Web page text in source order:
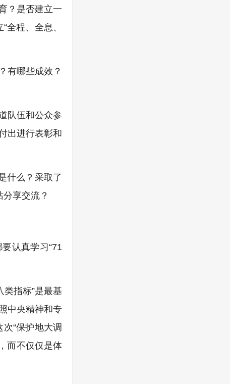
？是否建立一
程、全息、
有哪些成效？
队伍和公众参
出进行表彰和
什么？采取了
享交流？
认真学习“71
类指标”是最基
中央精神和专
“保护地大调
而不仅仅是体